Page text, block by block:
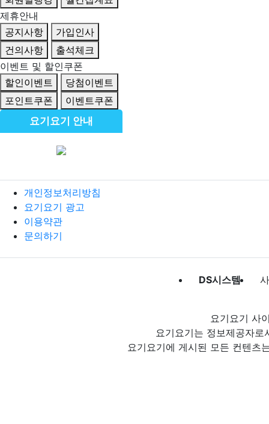
제휴안내
공지사항
가입인사
건의사항
출석체크
이벤트 및 할인쿠폰
할인이벤트
당첨이벤트
포인트쿠폰
이벤트쿠폰
요기요기 안내
개인정보처리방침
요기요기 광고
이용약관
문의하기
DS시스템
요기요기 사
요기요기는 정보제공자
요기요기에 게시된 모든 컨텐츠